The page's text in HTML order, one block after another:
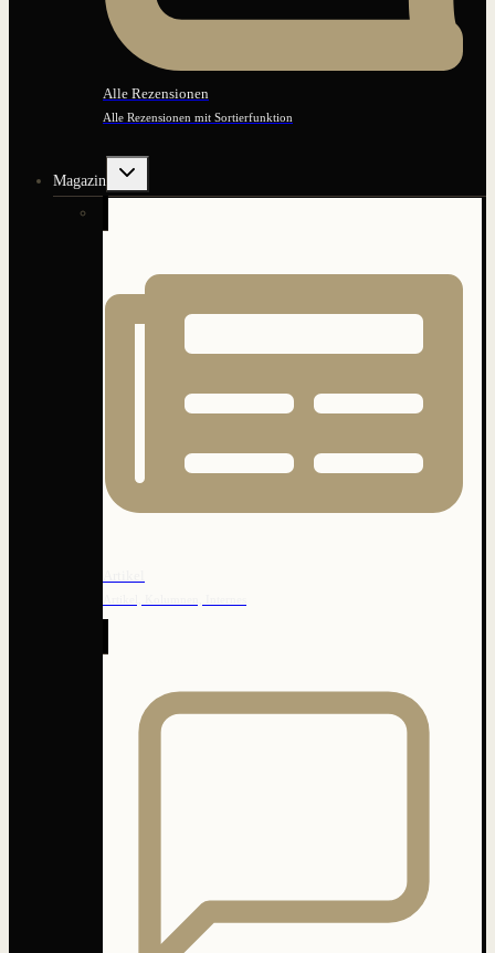
Alle Rezensionen
Alle Rezensionen mit Sortierfunktion
Magazin
Untermenü
umschalten